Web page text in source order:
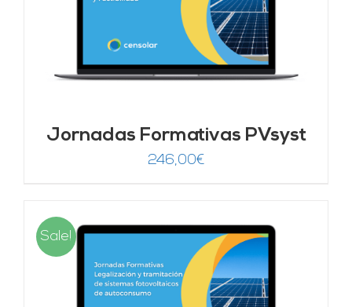
Jornadas Formativas PVsyst
246,00€
Sale!